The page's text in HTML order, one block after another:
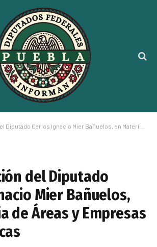
Carlos Ignacio Mier Bañuelos, en Materia de Áreas y Empresas Estratégicas
del Diputado
Mier Bañuelos,
de Áreas y Empresas